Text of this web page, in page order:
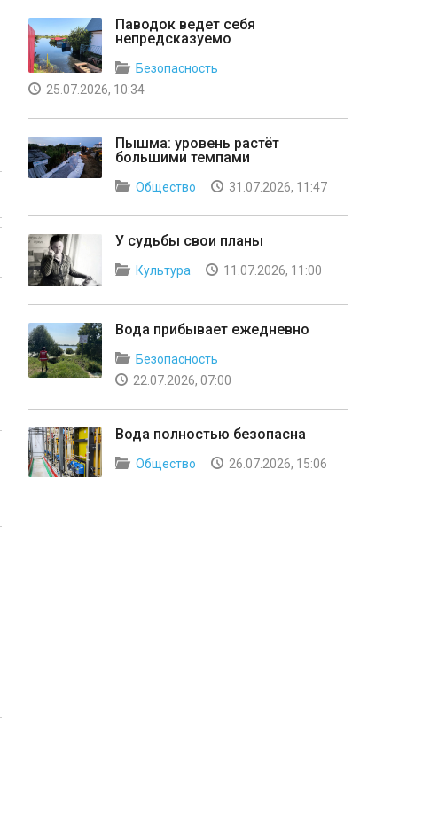
Паводок ведет себя
непредсказуемо
Безопасность
25.07.2026, 10:34
Пышма: уровень растёт
большими темпами
Общество 31.07.2026, 11:47
У судьбы свои планы
Культура 11.07.2026, 11:00
Вода прибывает ежедневно
Безопасность
22.07.2026, 07:00
Вода полностью безопасна
Общество 26.07.2026, 15:06